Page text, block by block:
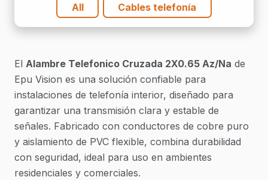
All Cables telefonía
El Alambre Telefonico Cruzada 2X0.65 Az/Na de
Epu Vision es una solución confiable para
instalaciones de telefonía interior, diseñado para
garantizar una transmisión clara y estable de
señales. Fabricado con conductores de cobre puro
y aislamiento de PVC flexible, combina durabilidad
con seguridad, ideal para uso en ambientes
residenciales y comerciales.